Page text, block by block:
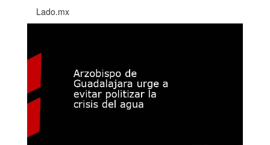
Lado.mx